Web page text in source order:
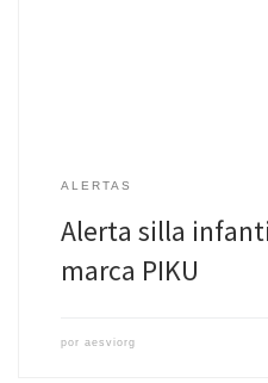
ALERTAS
Alerta silla
marca PIKU
por aesviorg